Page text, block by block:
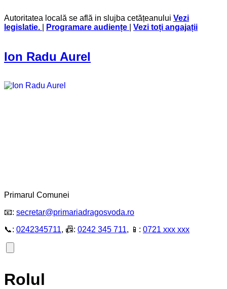
Autoritatea locală se află in slujba cetățeanului Vezi
legislatie. Programare audiențe Vezi toți angajații
Ion Radu Aurel
Primarul Comunei
📧: secretar@primariadragosvoda.ro
📞: 0242345711, 📠: 0242 345 711, 📱: 0721 xxx xxx
Rolul